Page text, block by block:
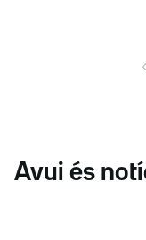
Avui és